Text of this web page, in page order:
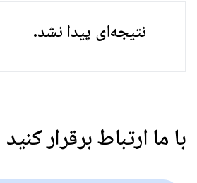
نتیجه‌ای پیدا نشد.
با ما ارتباط برقرار کنید